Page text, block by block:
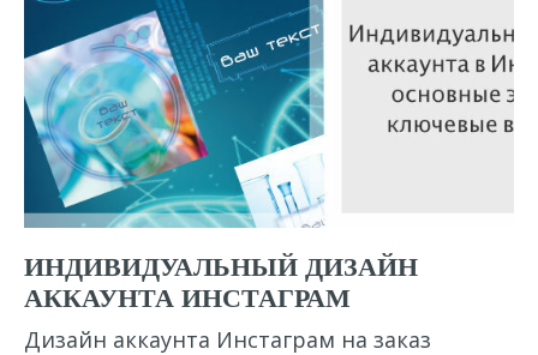
ИНДИВИДУАЛЬНЫЙ ДИЗАЙН
АККАУНТА ИНСТАГРАМ
Дизайн аккаунта Инстаграм на заказ